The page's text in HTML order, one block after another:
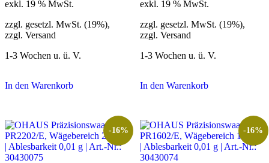
war:
exkl. 19 % MwSt.
zzgl. gesetzl. MwSt. (19%),
zzgl. Versand
1-3 Wochen u. ü. V.
In den Warenkorb
war:
ist:
exkl. 19 % MwSt.
zzgl. gesetzl. MwSt. (19%),
zzgl. Versand
1-3 Wochen u. ü. V.
In den Warenkorb
-16% -16%